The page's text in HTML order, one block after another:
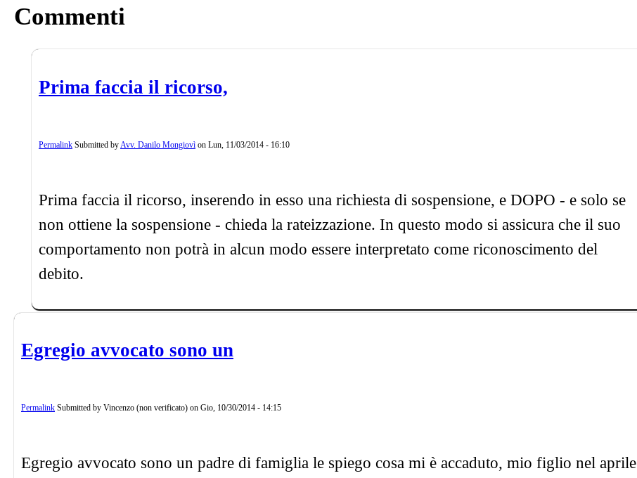
Commenti
Prima faccia il ricorso,
Permalink Submitted by Avv. Danilo Mongiovì on Lun, 11/03/2014 - 16:10
Prima faccia il ricorso, inserendo in esso una richiesta di sospensione, e DOPO - e solo se
non ottiene la sospensione - chieda la rateizzazione. In questo modo si assicura che il suo
comportamento non potrà in alcun modo essere interpretato come riconoscimento del
debito.
Egregio avvocato sono un
Permalink Submitted by Vincenzo (non verificato) on Gio, 10/30/2014 - 14:15
Egregio avvocato sono un padre di famiglia le spiego cosa mi è accaduto, mio figlio nel aprile